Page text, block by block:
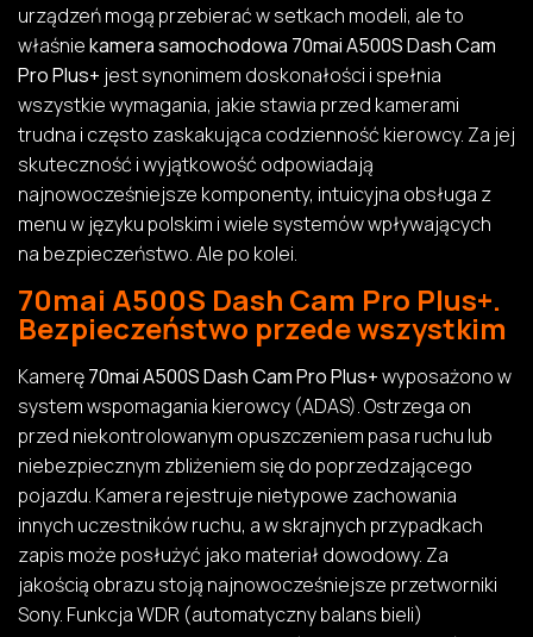
urządzeń mogą przebierać w setkach modeli, ale to
właśniekamera samochodowa 70mai A500S Dash Cam
Pro Plus+ jest synonimem doskonałości i spełnia
wszystkie wymagania, jakie stawia przed kamerami
trudna i często zaskakująca codzienność kierowcy. Za jej
skuteczność i wyjątkowość odpowiadają
najnowocześniejsze komponenty, intuicyjna obsługa z
menu w języku polskim i wiele systemów wpływających
na bezpieczeństwo. Ale po kolei.
70mai A500S Dash Cam Pro Plus+.
Bezpieczeństwo przede wszystkim
Kamerę70mai A500S Dash Cam Pro Plus+wyposażono w
system wspomagania kierowcy (ADAS). Ostrzega on
przed niekontrolowanym opuszczeniem pasa ruchu lub
niebezpiecznym zbliżeniem się do poprzedzającego
pojazdu. Kamera rejestruje nietypowe zachowania
innych uczestników ruchu, a w skrajnych przypadkach
zapis może posłużyć jako materiał dowodowy. Za
jakością obrazu stoją najnowocześniejsze przetworniki
Sony. Funkcja WDR (automatyczny balans bieli)